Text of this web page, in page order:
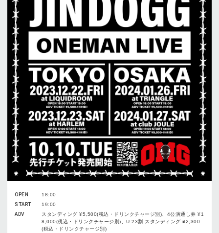
OPEN
18:00
START
19:00
ADV
スタンディング ¥5,500(税込・ドリンクチャージ別)、4公演通し券 ¥1
8,000(税込・ドリンクチャージ別)、U-23割 スタンディング ¥2,300
(税込・ドリンクチャージ別)